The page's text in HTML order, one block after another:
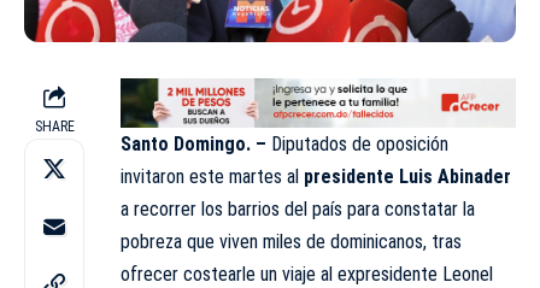
SHARE
Santo Domingo. – Diputados de oposición
invitaron este martes al presidente Luis Abinader
a recorrer los barrios del país para constatar la
pobreza que viven miles de dominicanos, tras
ofrecer costearle un viaje al expresidente Leonel